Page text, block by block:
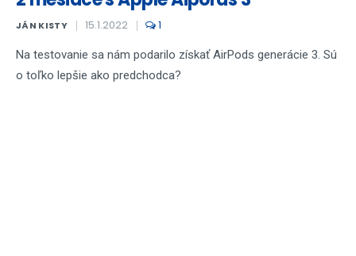
JÁN KISTY 15.1.2022 1
Na testovanie sa nám podarilo získať AirPods generácie 3. Sú
o toľko lepšie ako predchodca?